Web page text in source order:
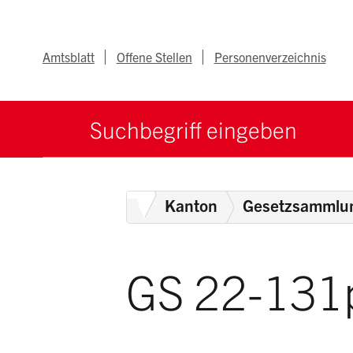
Metanav
Amtsblatt Offene Stellen Personenverzeichnis
Suchbegriff
HomeKanton
GS 22-